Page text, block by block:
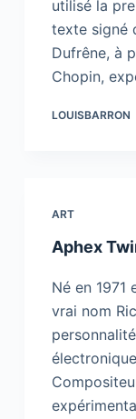
utilisé la
texte signé
Dufrêne, à
Chopin,
LOUISBARRON
ART
Aphex
Né en 1971
vrai nom